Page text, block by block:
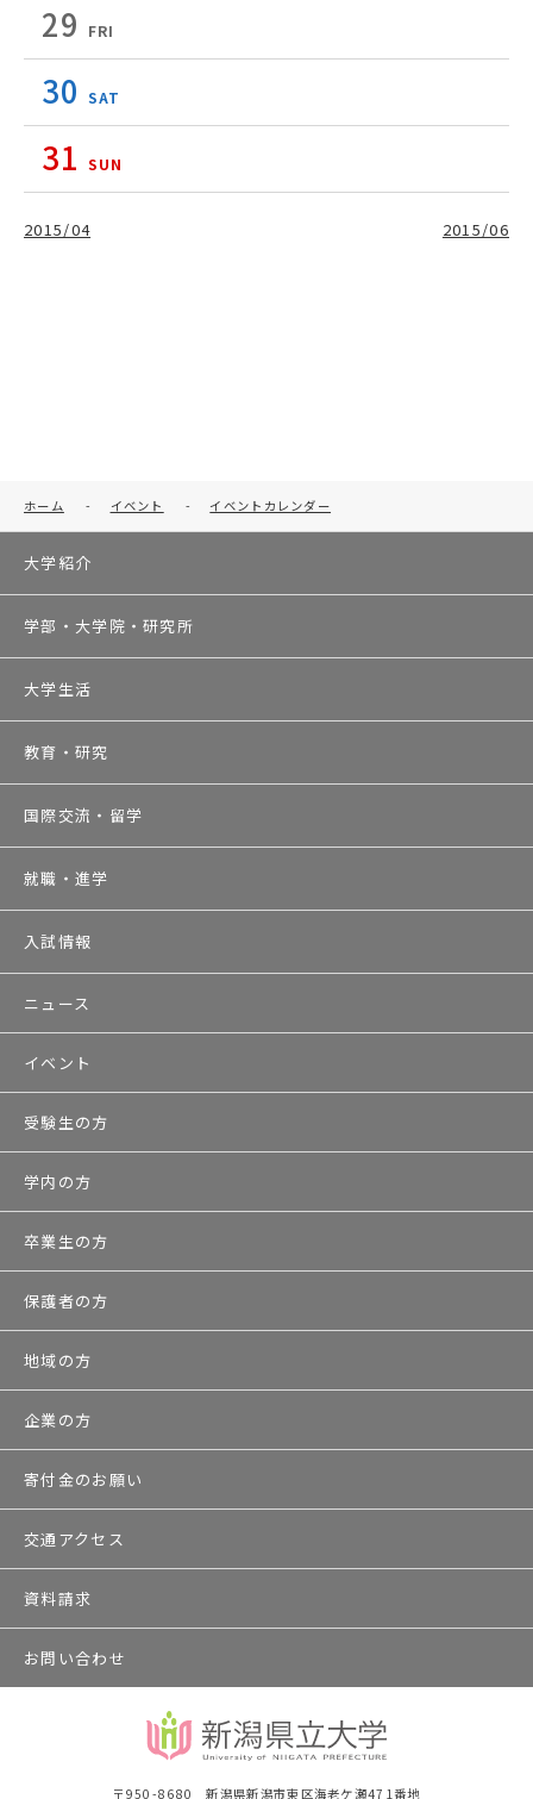
29 FRI
30 SAT
31 SUN
2015/04 2015/06
ホーム - イベント - イベントカレンダー
大学紹介
学部・大学院・研究所
大学生活
教育・研究
国際交流・留学
就職・進学
入試情報
ニュース
イベント
受験生の方
学内の方
卒業生の方
保護者の方
地域の方
企業の方
寄付金のお願い
交通アクセス
資料請求
お問い合わせ
〒950-8680 新潟県新潟市東区海老ケ瀬471番地